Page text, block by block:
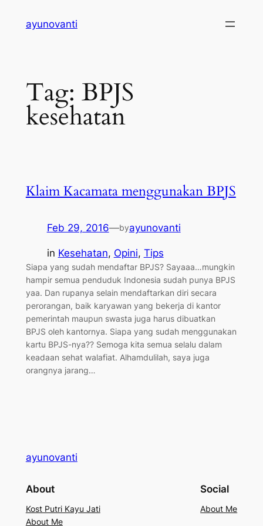
ayunovanti
Tag: BPJS
kesehatan
Klaim Kacamata menggunakan BPJS
Feb 29, 2016—byayunovanti
in Kesehatan, Opini, Tips
Siapa yang sudah mendaftar BPJS? Sayaaa…mungkin
hampir semua penduduk Indonesia sudah punya BPJS
yaa. Dan rupanya selain mendaftarkan diri secara
perorangan, baik karyawan yang bekerja di kantor
pemerintah maupun swasta juga harus dibuatkan
BPJS oleh kantornya. Siapa yang sudah menggunakan
kartu BPJS-nya?? Semoga kita semua selalu dalam
keadaan sehat walafiat. Alhamdulilah, saya juga
orangnya jarang…
ayunovanti
About
Kost Putri Kayu Jati
About Me
Social
About Me